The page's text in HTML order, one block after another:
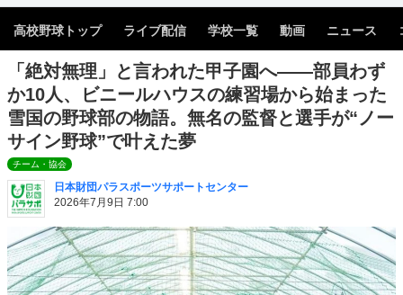
高校野球トップ ライブ配信 学校一覧 動画 ニュース
「絶対無理」と言われた甲子園へ——部員わず
か10人、ビニールハウスの練習場から始まった
雪国の野球部の物語。無名の監督と選手が“ノー
サイン野球”で叶えた夢
チーム・協会
日本財団パラスポーツサポートセンター
2026年7月9日 7:00